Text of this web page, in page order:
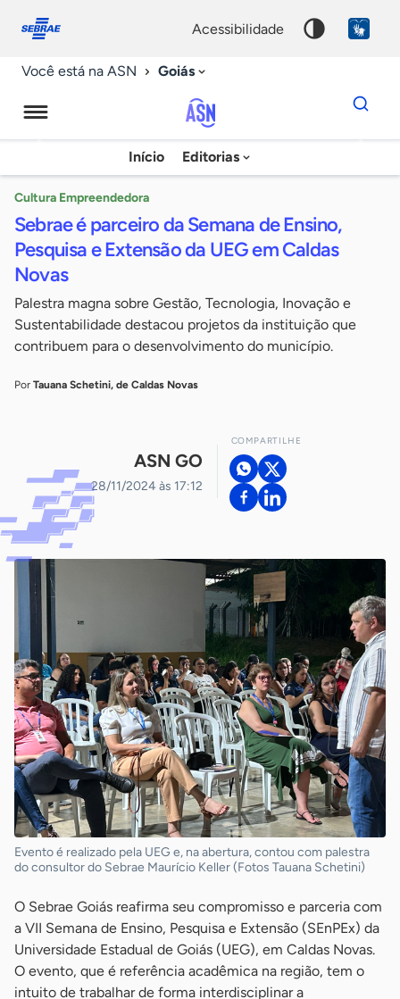
conosco
acessibilidade
Você está na ASN Goiás
Agência
Sebrae
Notícias
Início Editorias
Dados
para
chave
Cultura Empreendedora
Sebrae é parceiro da Semana de Ensino,
Pesquisa e Extensão da UEG em Caldas
Novas
Palestra magna sobre Gestão, Tecnologia, Inovação e
Sustentabilidade destacou projetos da instituição que
contribuem para o desenvolvimento do município.
Por Tauana Schetini, de Caldas Novas
ASN GO
28/11/2024 às 17:12
COMPARTILHE
Evento é realizado pela UEG e, na abertura, contou com palestra
do consultor do Sebrae Maurício Keller (Fotos Tauana Schetini)
O Sebrae Goiás reafirma seu compromisso e parceria com
a VII Semana de Ensino, Pesquisa e Extensão (SEnPEx) da
Universidade Estadual de Goiás (UEG), em Caldas Novas.
O evento, que é referência acadêmica na região, tem o
intuito de trabalhar de forma interdisciplinar a